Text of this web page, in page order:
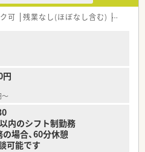
おり、地域住民から愛されてる薬局
きたい方
プを目指したい方
可 残業なし(ほぼなし含む) 車通勤
円
～
内のシフト制勤務
場合、60分休憩
可能です